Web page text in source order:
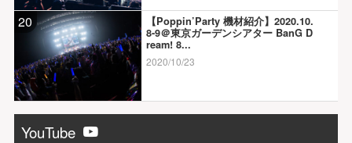
20
【Poppin’Party 機材紹介】2020.10.
8-9＠東京ガーデンシアター BanG D
ream! 8...
2020/10/23
YouTube